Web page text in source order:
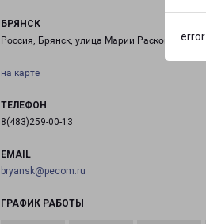
error
БРЯНСК
Россия, Брянск, улица Марии Расковой, 25
на карте
ТЕЛЕФОН
8(483)259-00-13
EMAIL
bryansk@pecom.ru
ГРАФИК РАБОТЫ